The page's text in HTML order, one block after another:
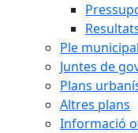
Ple municipal
Juntes de
Plans
Altres plans
Informació